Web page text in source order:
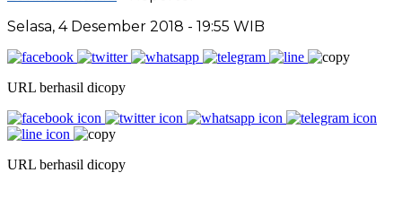
Selasa, 4 Desember 2018 - 19:55 WIB
URL berhasil dicopy
URL berhasil dicopy